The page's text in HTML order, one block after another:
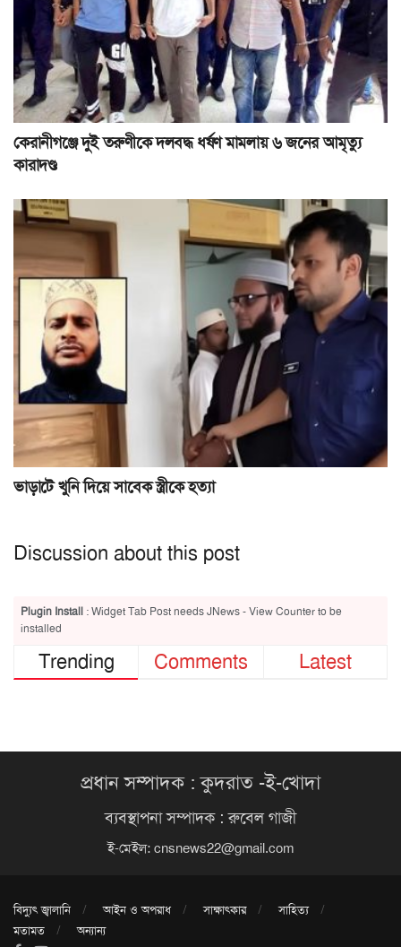
কেরানীগঞ্জে দুই তরুণীকে দলবদ্ধ ধর্ষণ মামলায় ৬ জনের আমৃত্যু
কারাদণ্ড
ভাড়াটে খুনি দিয়ে সাবেক স্ত্রীকে হত্যা
Discussion about this post
Plugin Install : Widget Tab Post needs JNews - View Counter to be
installed
Trending Comments Latest
প্রধান সম্পাদক : কুদরাত -ই-খোদা
ব্যবস্থাপনা সম্পাদক : রুবেল গাজী
ই-মেইল: cnsnews22@gmail.com
বিদ্যুৎ জ্বালানি আইন ও অপরাধ সাক্ষাৎকার
সাহিত্য
মতামত
অন্যান্য